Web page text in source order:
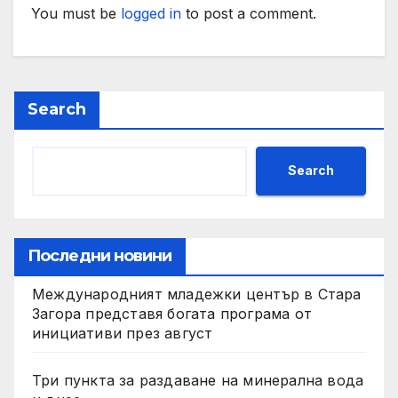
You must be logged in to post a comment.
Search
Search
Последни новини
Международният младежки център в Стара
Загора представя богата програма от
инициативи през август
Три пункта за раздаване на минерална вода